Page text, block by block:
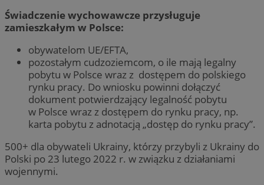
Świadczenie wychowawcze przysługuje
zamieszkałym w Polsce:
obywatelom UE/EFTA,
pozostałym cudzoziemcom, o ile mają legalny
pobytu w Polsce wraz z dostępem do polskiego
rynku pracy. Do wniosku powinni dołączyć
dokument potwierdzający legalność pobytu
w Polsce wraz z dostępem do rynku pracy, np.
karta pobytu z adnotacją „dostęp do rynku pracy”.
500+ dla obywateli Ukrainy, którzy przybyli z Ukrainy do
Polski po 23 lutego 2022 r. w związku z działaniami
wojennymi.